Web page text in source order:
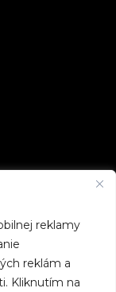
reklamy
reklám a
Kliknutím na